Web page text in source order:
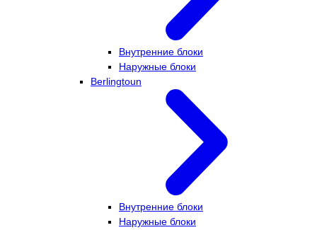
Внутренние блоки
Наружные блоки
Berlingtoun
Внутренние блоки
Наружные блоки